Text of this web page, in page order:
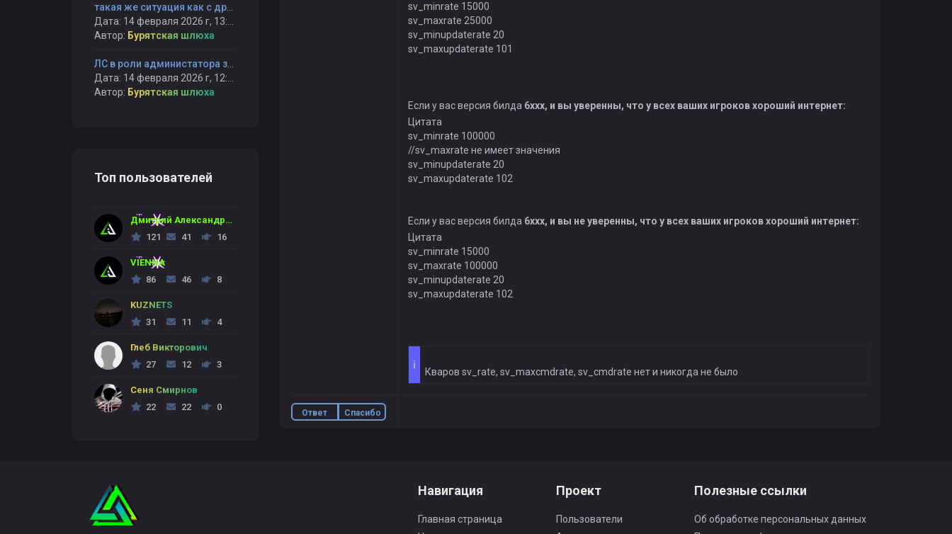
sv_minrate 15000
sv_maxrate 25000
sv_minupdaterate 20
sv_maxupdaterate 101
Если у вас версия билда 6ххх, и вы уверенны, что у всех ваших игроков хороший интернет:
Цитата
sv_minrate 100000
//sv_maxrate не имеет значения
sv_minupdaterate 20
sv_maxupdaterate 102
Если у вас версия билда 6ххх, и вы не уверенны, что у всех ваших игроков хороший интернет:
Цитата
sv_minrate 15000
sv_maxrate 100000
sv_minupdaterate 20
sv_maxupdaterate 102
i
Кваров sv_rate, sv_maxcmdrate, sv_cmdrate нет и никогда не было
Ответ Спасибо
Автор: Бурятская шлюха
Автор: Бурятская шлюха
Топ пользователей
Дмитрий Александрович
121
41 16
VIENNA
86
46 8
KUZNETS
31
11 4
Глеб Викторович
27
12 3
Сеня Смирнов
22
22 0
Навигация
Главная страница
Проект
Пользователи
Полезные ссылки
Об обработке персональных данных